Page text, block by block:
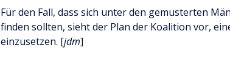
Für den Fall, dass sich unter den gemusterten
finden sollten, sieht der Plan der Koalition vor,
einzusetzen. [jdm]